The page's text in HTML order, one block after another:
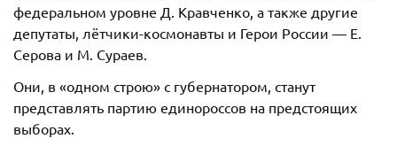
федеральном уровне Д. Кравченко, а также другие
депутаты, лётчики-космонавты и Герои России — Е.
Серова и М. Сураев.
Они, в «одном строю» с губернатором, станут
представлять партию единороссов на предстоящих
выборах.